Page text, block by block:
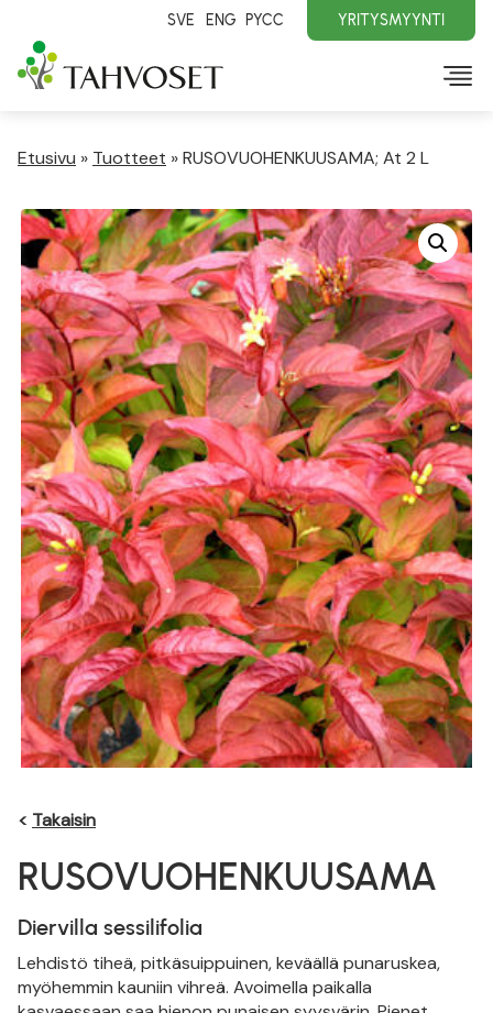
SVE ENG PYCC YRITYSMYYNTI
Etusivu » Tuotteet »RUSOVUOHENKUUSAMA; At 2 L
< Takaisin
RUSOVUOHENKUUSAMA
Diervilla sessilifolia
Lehdistö tiheä, pitkäsuippuinen, keväällä punaruskea,
myöhemmin kauniin vihreä. Avoimella paikalla